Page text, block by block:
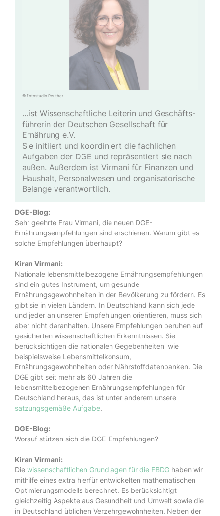
© Fotostudio Reuther
…ist Wis­sen­schaft­lich­e Lei­ter­in und Ge­schäfts­
führ­er­in der Deutschen Gesellschaft für
Ernährung e.V.
Sie initiiert und koordiniert die fachlichen
Aufgaben der DGE und repräsentiert sie nach
außen. Außerdem ist Virmani für Finanzen und
Haushalt, Personalwesen und organisatorische
Belange verantwortlich.
DGE-Blog:
Sehr geehrte Frau Virmani, die neuen DGE-
Ernährungsempfehlungen sind erschienen. Warum gibt es
solche Empfehlungen überhaupt?
Kiran Virmani:
Nationale lebensmittelbezogene Ernährungsempfehlungen
sind ein gutes Instrument, um gesunde
Ernährungsgewohnheiten in der Bevölkerung zu fördern. Es
gibt sie in vielen Ländern. In Deutschland kann sich jede
und jeder an unseren Empfehlungen orientieren, muss sich
aber nicht daranhalten. Unsere Empfehlungen beruhen auf
gesicherten wissenschaftlichen Erkenntnissen. Sie
berücksichtigen die nationalen Gegebenheiten, wie
beispielsweise Lebensmittelkonsum,
Ernährungsgewohnheiten oder Nährstoffdatenbanken. Die
DGE gibt seit mehr als 60 Jahren die
lebensmittelbezogenen Ernährungsempfehlungen für
Deutschland heraus, das ist unter anderem unsere
satzungsgemäße Aufgabe.
DGE-Blog:
Worauf stützen sich die DGE-Empfehlungen?
Kiran Virmani:
Die wissenschaftlichen Grundlagen für die FBDG haben wir
mithilfe eines extra hierfür entwickelten mathematischen
Optimierungsmodells berechnet. Es berücksichtigt
gleichzeitig Aspekte aus Gesundheit und Umwelt sowie die
in Deutschland üblichen Verzehrgewohnheiten. Neben der